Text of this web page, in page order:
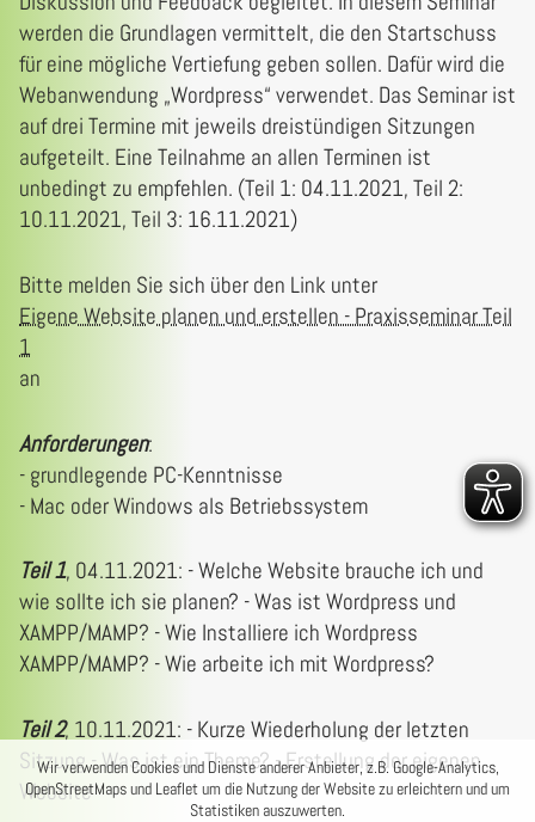
Wir verwenden Cookies und Dienste anderer Anbieter, z.B. Google-Analytics,
OpenStreetMaps und Leaflet um die Nutzung der Website zu erleichtern und um
Statistiken auszuwerten.
werden die Grundlagen vermittelt, die den Startschuss
für eine mögliche Vertiefung geben sollen. Dafür wird die
Webanwendung „Wordpress“ verwendet. Das Seminar ist
auf drei Termine mit jeweils dreistündigen Sitzungen
aufgeteilt. Eine Teilnahme an allen Terminen ist
unbedingt zu empfehlen. (Teil 1: 04.11.2021, Teil 2:
10.11.2021, Teil 3: 16.11.2021)
Bitte melden Sie sich über den Link unter
Eigene Website planen und erstellen - Praxisseminar Teil
1
an
Anforderungen:
- grundlegende PC-Kenntnisse
- Mac oder Windows als Betriebssystem
Teil 1, 04.11.2021: - Welche Website brauche ich und
wie sollte ich sie planen? - Was ist Wordpress und
XAMPP/MAMP? - Wie Installiere ich Wordpress
XAMPP/MAMP? - Wie arbeite ich mit Wordpress?
Teil 2, 10.11.2021: - Kurze Wiederholung der letzten
Sitzung - Was ist ein Theme? - Erstellung der eigenen
Website